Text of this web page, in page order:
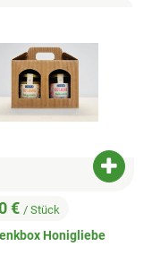
hinzufügen
€ / Stück
Honigliebe